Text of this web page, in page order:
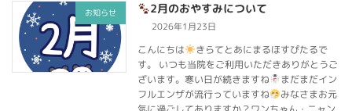
お知らせ 2月のおやすみについて
2026年1月23日
こんにちは
きらてとあにまるほすぴたるで
す。 いつも当院をご利用いただきありがとうご
ざいます。寒い日が続きますね
まだまだイン
フルエンザが流行っていますね
みなさまお元